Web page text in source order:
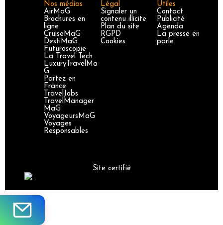
Nos médias
AirMaG
Brochures en
ligne
CruiseMaG
DestiMaG
Futuroscopie
La Travel Tech
LuxuryTravelMa
G
Partez en
France
TravelJobs
TravelManager
MaG
VoyageursMaG
Voyages
Responsables
Légal
Signaler un
contenu illicite
Plan du site
RGPD
Cookies
Utiles
Contact
Publicité
Agenda
La presse en
parle
Site certifié